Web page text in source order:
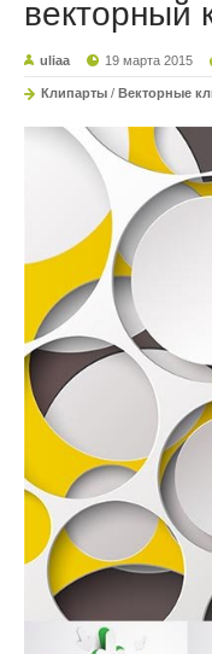
векторный
uliaa 19 марта 2015
Клипарты / Векторные